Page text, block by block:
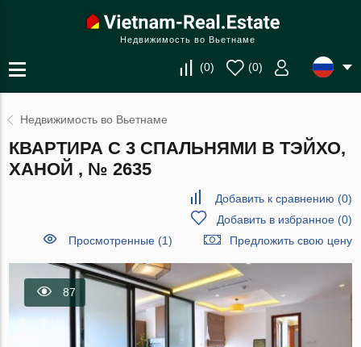
Недвижимость во Вьетнаме
(0) (0)
Недвижимость во Вьетнаме
КВАРТИРА С 3 СПАЛЬНЯМИ В ТЭЙХО,
ХАНОЙ , № 2635
Добавить к сравнению (0)
Добавить в избранное(0)
Просмотренные (1)
Предложить свою цену
87